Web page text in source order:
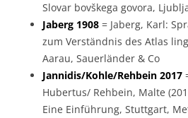
Slovar bovškega govora,
Jaberg 1908 = Jaberg, Karl:
zum Verständnis des Atlas
Aarau, Sauerländer & Co
Jannidis/Kohle/Rehbein 2017
Hubertus/ Rehbein, Malte
Eine Einführung, Stuttgart,